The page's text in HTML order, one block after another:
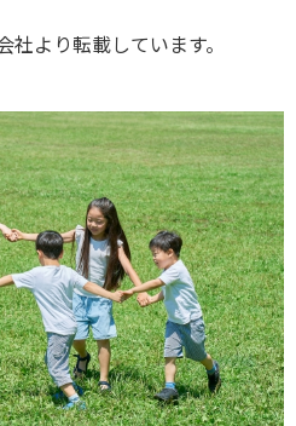
より転載しています。